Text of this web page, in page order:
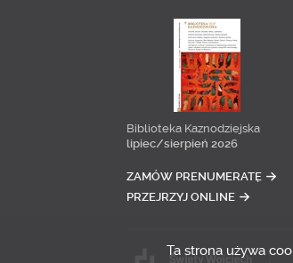
Biblioteka Kaznodziejska
lipiec/sierpień 2026
ZAMÓW PRENUMERATĘ
PRZEJRZYJ ONLINE
Ta strona używa